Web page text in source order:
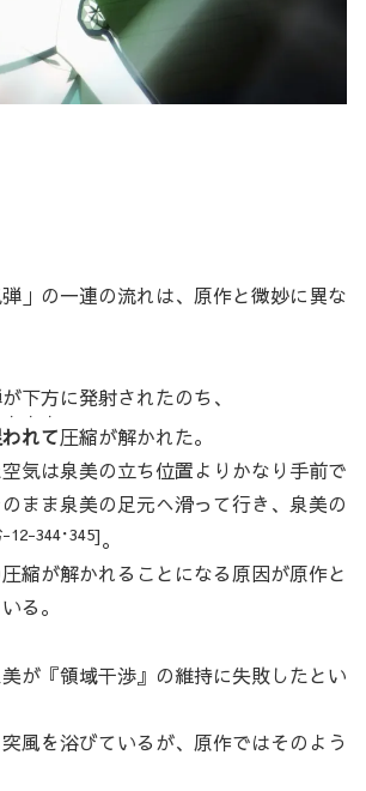
」の一連の流れは、原作と微妙に異な
下方に発射されたのち、
れて
・・
圧縮が解かれた。
気は泉美の立ち位置よりかなり手前で
まま泉美の足元へ滑って行き、泉美の
344･345]。
縮が解かれることになる原因が原作と
る。
が『領域干渉』の維持に失敗したとい
風を浴びているが、原作ではそのよう